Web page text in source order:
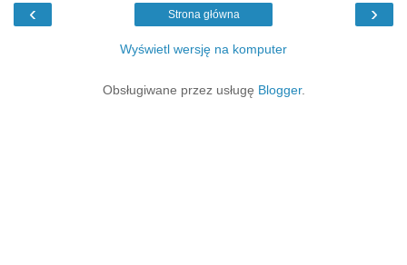
‹ ›
Strona główna
Wyświetl wersję na komputer
Obsługiwane przez usługę Blogger.